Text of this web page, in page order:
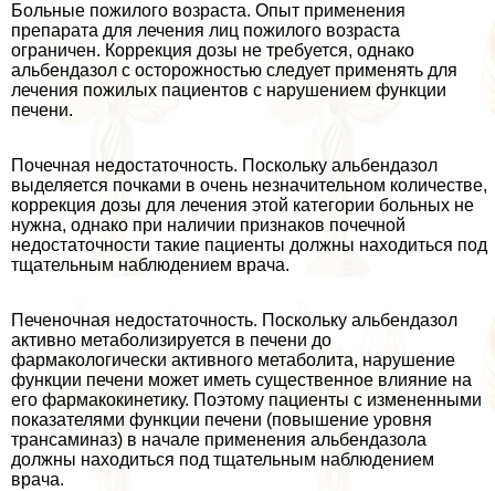
Больные пожилого возраста. Опыт применения
препарата для лечения лиц пожилого возраста
ограничен. Коррекция дозы не требуется, однако
альбендазол с осторожностью следует применять для
лечения пожилых пациентов с нарушением функции
печени.
Почечная недостаточность. Поскольку альбендазол
выделяется почками в очень незначительном количестве,
коррекция дозы для лечения этой категории больных не
нужна, однако при наличии признаков почечной
недостаточности такие пациенты должны находиться под
тщательным наблюдением врача.
Печеночная недостаточность. Поскольку альбендазол
активно метаболизируется в печени до
фармакологически активного метаболита, нарушение
функции печени может иметь существенное влияние на
его фармакокинетику. Поэтому пациенты с измененными
показателями функции печени (повышение уровня
трaнcаминаз) в начале применения альбендазола
должны находиться под тщательным наблюдением
врача.